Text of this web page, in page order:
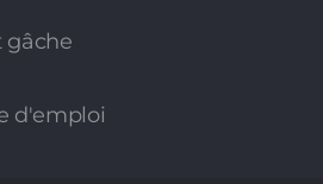
gâche
d'emploi